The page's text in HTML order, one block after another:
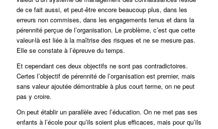
de ce fait aussi, et peut-être encore beaucoup plus, dans les
erreurs non commises, dans les engagements tenus et dans la
pérennité perçue de l’organisation. Le problème, c’est que cette
valeur-là est liée à la maîtrise des risques et ne se mesure pas.
Elle se constate à l’épreuve du temps.
Et cependant ces deux objectifs ne sont pas contradictoires.
Certes l’objectif de pérennité de l’organisation est premier, mais
sans valeur ajoutée démontrable à plus court terme, on ne peut
pas y croire.
On peut établir un parallèle avec l’éducation. On ne met pas ses
enfants à l’école pour qu’ils soient plus efficaces, mais pour qu’ils